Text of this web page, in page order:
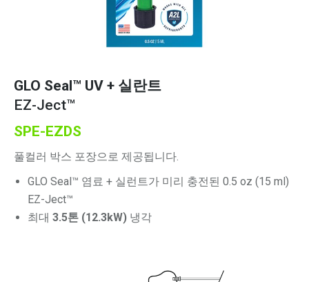
GLO Seal™ UV + 실란트
EZ-Ject™
SPE-EZDS
풀컬러 박스 포장으로 제공됩니다.
GLO Seal™ 염료 + 실런트가 미리 충전된 0.5 oz (15 ml)
EZ-Ject™
최대 3.5톤 (12.3kW) 냉각